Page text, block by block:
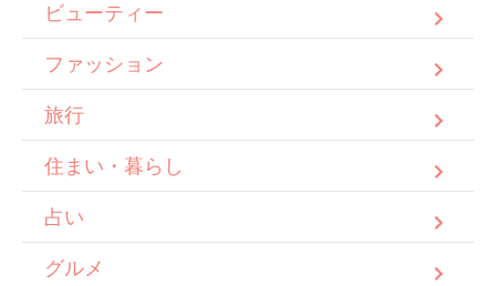
ビューティー
ファッション
旅行
住まい・暮らし
占い
グルメ